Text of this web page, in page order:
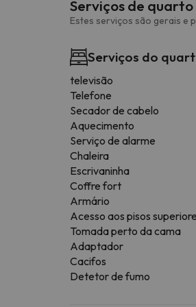
Serviços de quarto
Estes serviços são gerais e
Serviços do
televisão
Telefone
Secador de cabelo
Aquecimento
Serviço de alarme
Chaleira
Escrivaninha
Coffre fort
Armário
Acesso aos pisos
Tomada perto da cama
Adaptador
Cacifos
Detetor de fumo